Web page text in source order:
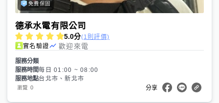
免費保固
德承水電有限公司
5.0分(1則評價)
實名驗證
歡迎來電
服務分類
服務時間每日 01:00 ~ 08:00
服務地點台北市、新北市
瀏覽 0 分享